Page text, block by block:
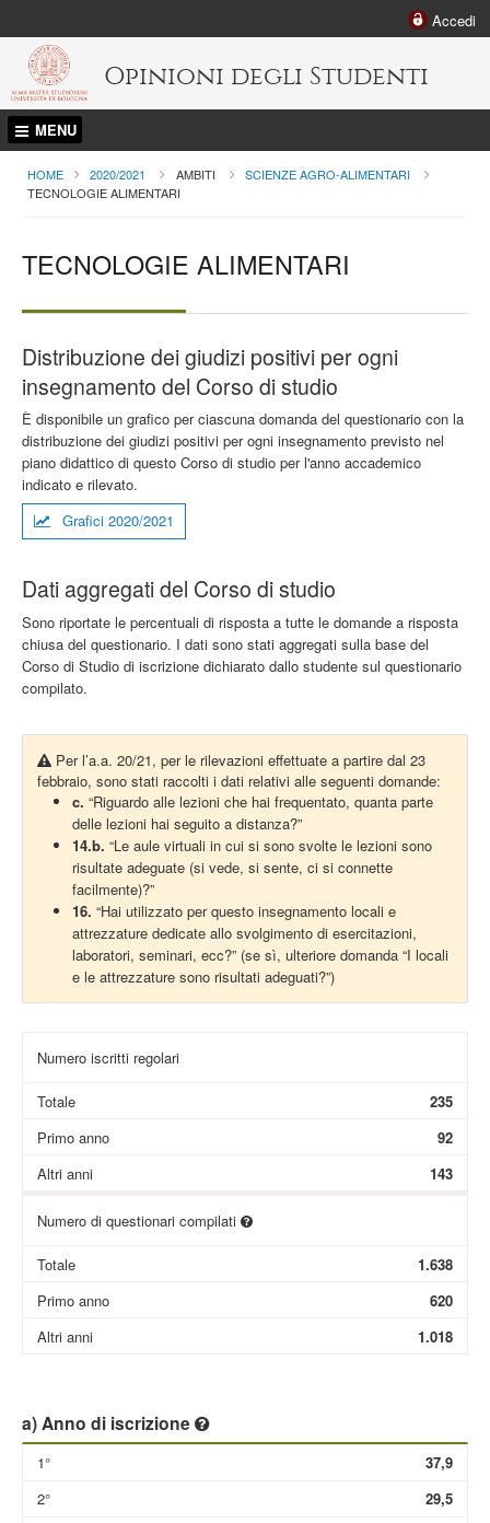
Accedi
Opinioni degli Studenti
MENU
HOME 2020/2021 AMBITI
SCIENZE AGRO-ALIMENTARI
CURRENT:
TECNOLOGIE ALIMENTARI
TECNOLOGIE ALIMENTARI
Distribuzione dei giudizi positivi per ogni
insegnamento del Corso di studio
È disponibile un grafico per ciascuna domanda del questionario con la
distribuzione dei giudizi positivi per ogni insegnamento previsto nel
piano didattico di questo Corso di studio per l'anno accademico
indicato e rilevato.
Grafici 2020/2021
Dati aggregati del Corso di studio
Sono riportate le percentuali di risposta a tutte le domande a risposta
chiusa del questionario. I dati sono stati aggregati sulla base del
Corso di Studio di iscrizione dichiarato dallo studente sul questionario
compilato.
Per l’a.a. 20/21, per le rilevazioni effettuate a partire dal 23
febbraio, sono stati raccolti i dati relativi alle seguenti domande:
c. “Riguardo alle lezioni che hai frequentato, quanta parte
delle lezioni hai seguito a distanza?”
14.b. “Le aule virtuali in cui si sono svolte le lezioni sono
risultate adeguate (si vede, si sente, ci si connette
facilmente)?”
16. “Hai utilizzato per questo insegnamento locali e
attrezzature dedicate allo svolgimento di esercitazioni,
laboratori, seminari, ecc?” (se sì, ulteriore domanda “I locali
e le attrezzature sono risultati adeguati?”)
Numero iscritti regolari
Totale
235
Primo anno
92
Altri anni
143
Numero di questionari compilati
Totale
1.638
Primo anno
620
Altri anni
1.018
a) Anno di iscrizione
1°
2°
37,9
29,5